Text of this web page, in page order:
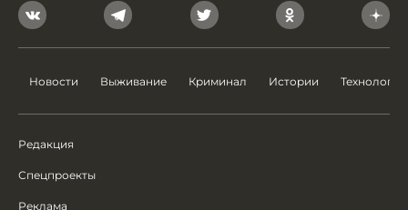
Новости Выживание Криминал Истории Технологии
Редакция
Спецпроекты
Реклама